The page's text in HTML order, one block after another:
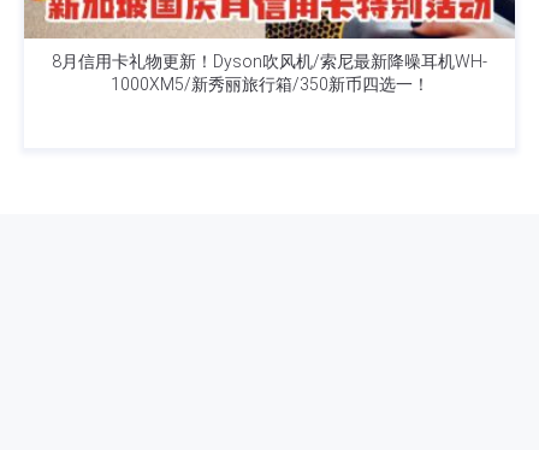
8月信用卡礼物更新！Dyson吹风机/索尼最新降噪耳机WH-
1000XM5/新秀丽旅行箱/350新币四选一！